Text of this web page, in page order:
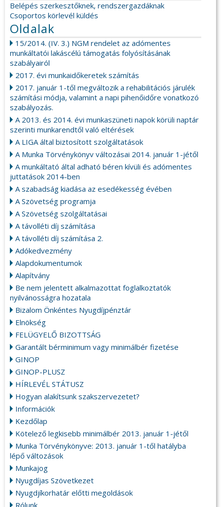
Belépés szerkesztőknek, rendszergazdáknak
Csoportos körlevél küldés
Oldalak
15/2014. (IV. 3.) NGM rendelet az adómentes
munkáltatói lakáscélú támogatás folyósításának
szabályairól
2017. évi munkaidőkeretek számítás
2017. január 1-től megváltozik a rehabilitációs járulék
számítási módja, valamint a napi pihenőidőre vonatkozó
szabályozás.
A 2013. és 2014. évi munkaszüneti napok körüli naptár
szerinti munkarendtől való eltérések
A LIGA által biztosított szolgáltatások
A Munka Törvénykönyv változásai 2014. január 1-jétől
A munkáltató által adható béren kívüli és adómentes
juttatások 2014-ben
A szabadság kiadása az esedékesség évében
A Szövetség programja
A Szövetség szolgáltatásai
A távolléti díj számítása
A távolléti díj számítása 2.
Adókedvezmény
Alapdokumentumok
Alapítvány
Be nem jelentett alkalmazottat foglalkoztatók
nyilvánosságra hozatala
Bizalom Önkéntes Nyugdíjpénztár
Elnökség
FELÜGYELŐ BIZOTTSÁG
Garantált bérminimum vagy minimálbér fizetése
GINOP
GINOP-PLUSZ
HÍRLEVÉL STÁTUSZ
Hogyan alakítsunk szakszervezetet?
Információk
Kezdőlap
Kötelező legkisebb minimálbér 2013. január 1-jétől
Munka Törvénykönyve: 2013. január 1-től hatályba
lépő változások
Munkajog
Nyugdíjas Szövetkezet
Nyugdjíkorhatár előtti megoldások